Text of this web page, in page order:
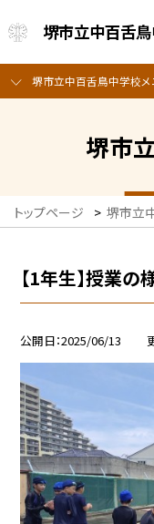
堺市立中百舌
堺市立中百舌鳥中学校メ
堺市
トップページ > 堺市立
【1年生】授業の
公開日 2025/06/13